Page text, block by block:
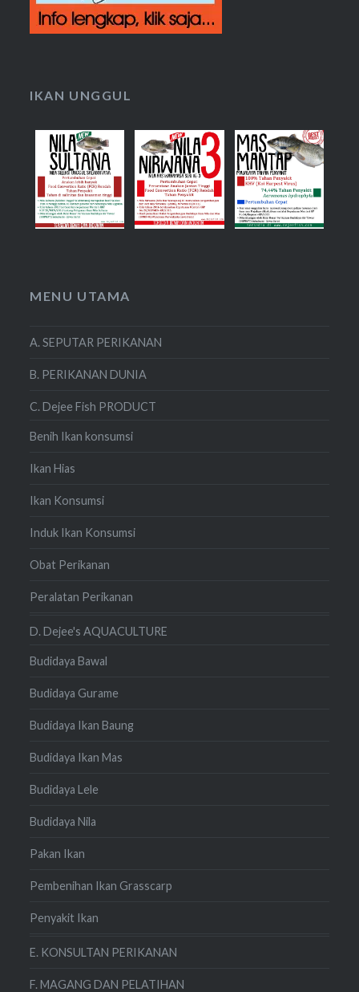
IKAN UNGGUL
MENU UTAMA
A. SEPUTAR PERIKANAN
B. PERIKANAN DUNIA
C. Dejee Fish PRODUCT
Benih Ikan konsumsi
Ikan Hias
Ikan Konsumsi
Induk Ikan Konsumsi
Obat Perikanan
Peralatan Perikanan
D. Dejee's AQUACULTURE
Budidaya Bawal
Budidaya Gurame
Budidaya Ikan Baung
Budidaya Ikan Mas
Budidaya Lele
Budidaya Nila
Pakan Ikan
Pembenihan Ikan Grasscarp
Penyakit Ikan
E. KONSULTAN PERIKANAN
F. MAGANG DAN PELATIHAN